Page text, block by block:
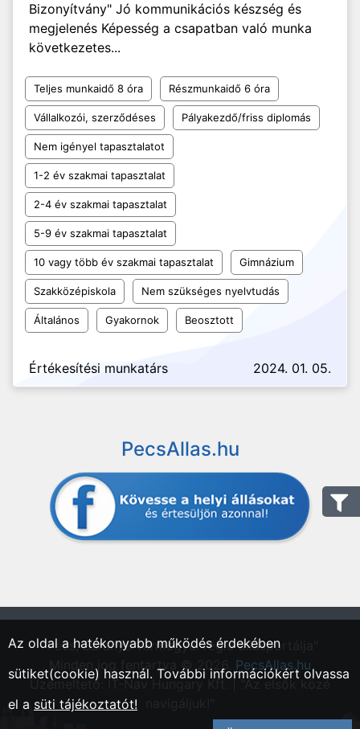
Bizonyítvány" Jó kommunikációs készség és
megjelenés Képesség a csapatban való munka
következetes...
Teljes munkaidő 8 óra Részmunkaidő 6 óra
Vállalkozói, szerződéses Pályakezdő/friss diplomás
Nem igényel tapasztalatot
1-2 év szakmai tapasztalat
2-4 év szakmai tapasztalat
5-9 év szakmai tapasztalat
10 vagy több év szakmai tapasztalat Gimnázium
Szakközépiskola Nem szükséges nyelvtudás
Általános Gyakornok Beosztott
Értékesítési munkatárs 2024. 01. 05.
PecsAllas.hu
"Pécs, Baranya vármegyei régió állásportálja"
Minden jog fentartva © 2026. PecsAllas.hu
Üzemeltető: IT-Nav Hungary Kft. | "Az elsők közé
Az oldal a hatékonyabb működés érdekében
sütiket(cookie) használ. További információkért olvassa
el a süti tájékoztatót!